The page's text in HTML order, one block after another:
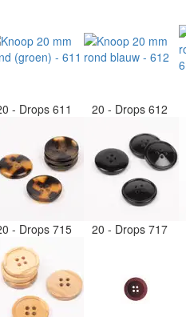
- Drops 611 20 - Drops 612
- Drops 715 20 - Drops 717